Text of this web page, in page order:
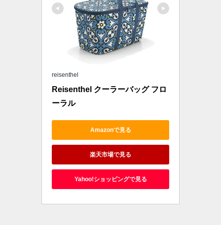
reisenthel
Reisenthel クーラーバッグ フロ
ーラル
Amazonで見る
楽天市場で見る
Yahoo!ショッピングで見る